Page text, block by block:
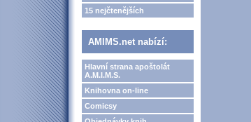
15 nejčtenějších
AMIMS.net nabízí:
Hlavní strana apoštolát
A.M.I.M.S.
Knihovna on-line
Comicsy